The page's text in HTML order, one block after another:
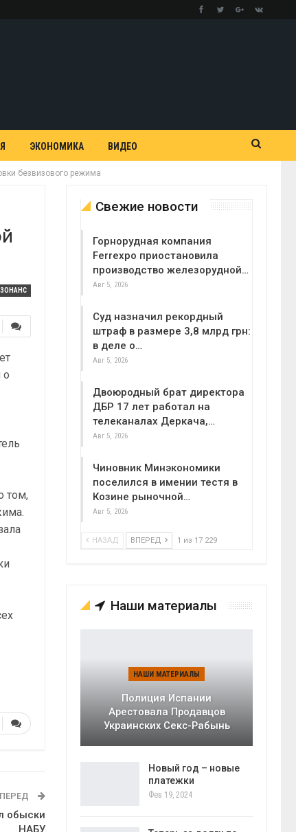
ЭКОНОМИКА ВИДЕО
безвизового режима
о
том,
обыски
НАБУ
Свежие новости
Горнорудная компания
Ferrexpo приостановила
производство железорудной…
Авг 5, 2026
Суд назначил рекордный
штраф в размере 3,8 млрд грн:
в деле о…
Авг 5, 2026
Двоюродный брат директора
ДБР 17 лет работал на
телеканалах Деркача,…
Авг 5, 2026
Чиновник Минэкономики
поселился в имении тестя в
Козине рыночной…
Авг 5, 2026
НАЗАД ВПЕРЕД 1 из 17 229
Наши материалы
НАШИ МАТЕРИАЛЫ
Полиция Испании
Арестовала Продавцов
Украинских Секс-Рабынь
Новый год – новые
платежки
Фев 19, 2024